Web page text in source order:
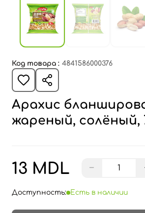
Код товара : 4841586000376
Арахис
жареный, солёный,
13 MDL −
Доступность: Есть в наличии